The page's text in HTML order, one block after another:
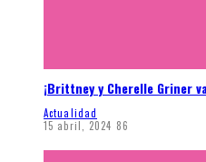
¡Brittney y Cherelle Griner
Actualidad
15 abril, 2024 86